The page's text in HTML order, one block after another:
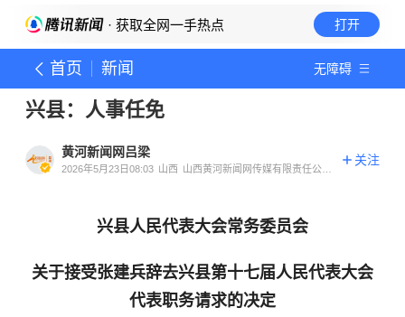
· 获取全网一手热点 打开
首页 新闻 无障碍
兴县：人事任免
黄河新闻网吕梁
2026年5月23日08:03 山西 山西黄河新闻网传媒有限责任公司
关注
兴县人民代表大会常务委员会
关于接受张建兵辞去兴县第十七届人民代表大会
代表职务请求的决定